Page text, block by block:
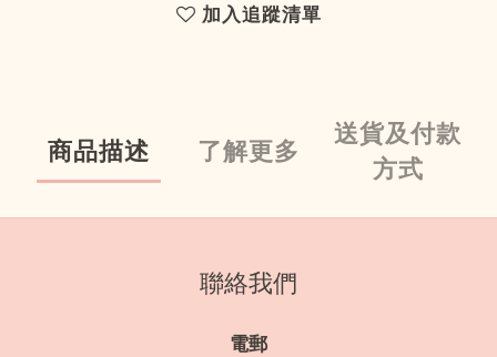
加入追蹤清單
商品描述 了解更多
送貨及付款
方式
聯絡我們
電郵